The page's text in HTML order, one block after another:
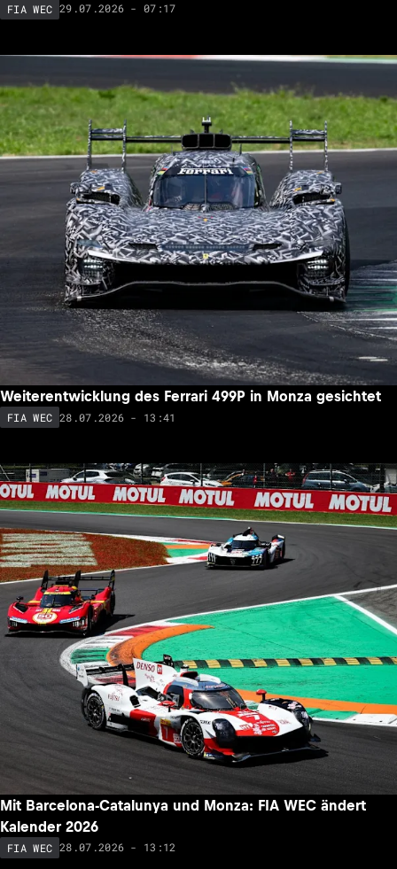
FIA WEC 29.07.2026 - 07:17
Weiterentwicklung des Ferrari 499P in Monza gesichtet
FIA WEC 28.07.2026 - 13:41
Mit Barcelona-Catalunya und Monza: FIA WEC ändert
Kalender 2026
FIA WEC 28.07.2026 - 13:12